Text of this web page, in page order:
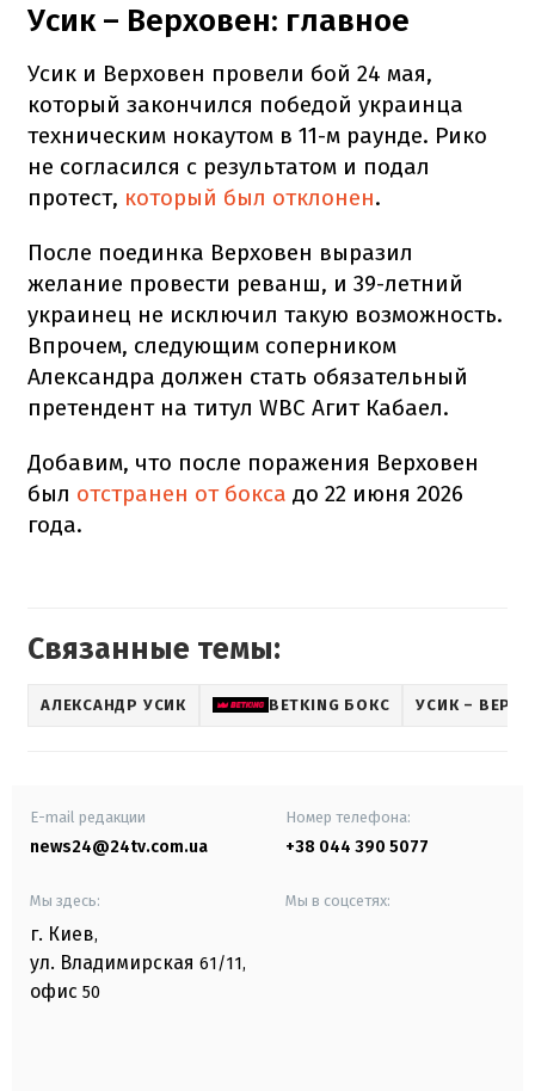
Усик – Верховен: главное
Усик и Верховен провели бой 24 мая,
который закончился победой украинца
техническим нокаутом в 11-м раунде. Рико
не согласился с результатом и подал
протест, который был отклонен.
После поединка Верховен выразил
желание провести реванш, и 39-летний
украинец не исключил такую возможность.
Впрочем, следующим соперником
Александра должен стать обязательный
претендент на титул WBC Агит Кабаел.
Добавим, что после поражения Верховен
был отстранен от бокса до 22 июня 2026
года.
Связанные темы:
АЛЕКСАНДР УСИК BETKING БОКС УСИК –
E-mail редакции
news24@24tv.com.ua
Номер телефона:
+38 044 390 5077
Мы здесь:
г. Киев,
ул. Владимирская 61/11,
офис 50
Мы в соцсетях: